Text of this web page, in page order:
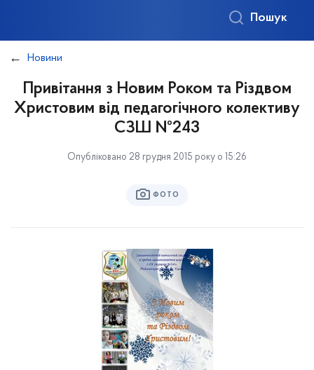
Пошук
Новини
Привітання з Новим Роком та Різдвом
Христовим від педагогічного колективу
СЗШ №243
Опубліковано 28 грудня 2015 року о 15:26
ФОТО